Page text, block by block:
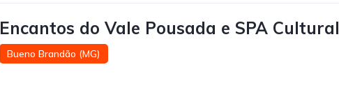
Encantos do Vale Pousada e SPA Cultural
Bueno Brandão (MG)